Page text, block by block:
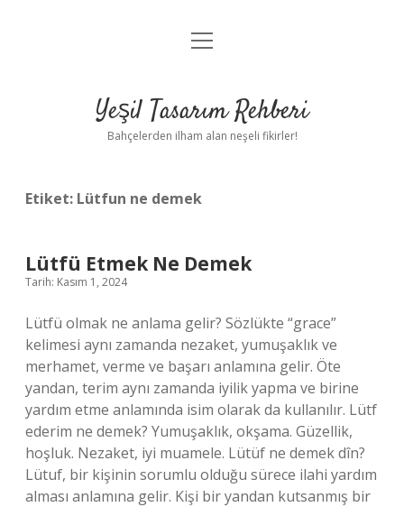
Anasayfa
Yasal Uyarı
menüyü
Yeşil Tasarım Rehberi
Bahçelerden ilham alan neşeli fikirler!
Etiket: Lütfun ne demek
Lütfü Etmek Ne Demek
Tarih: Kasım 1, 2024
Lütfü olmak ne anlama gelir? Sözlükte “grace”
kelimesi aynı zamanda nezaket, yumuşaklık ve
merhamet, verme ve başarı anlamına gelir. Öte
yandan, terim aynı zamanda iyilik yapma ve birine
yardım etme anlamında isim olarak da kullanılır. Lütf
ederim ne demek? Yumuşaklık, okşama. Güzellik,
hoşluk. Nezaket, iyi muamele. Lütüf ne demek dîn?
Lütuf, bir kişinin sorumlu olduğu sürece ilahi yardım
alması anlamına gelir. Kişi bir yandan kutsanmış bir